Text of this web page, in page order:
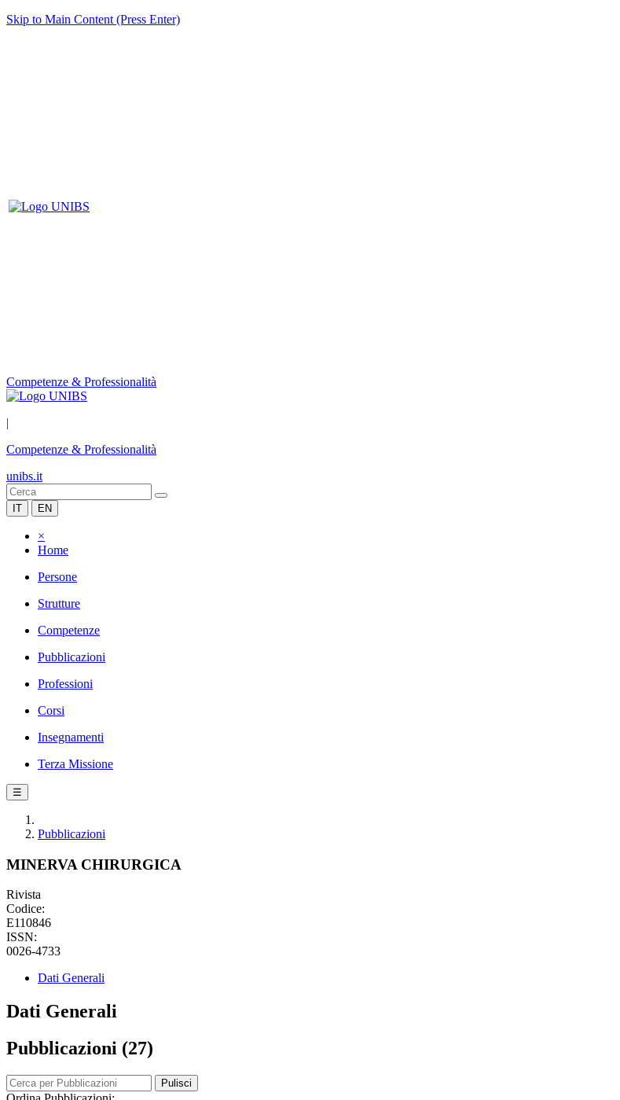
Skip to Main Content (Press Enter)
Competenze & Professionalità
|
Competenze & Professionalità
unibs.it
IT EN
×
Home
Persone
Strutture
Competenze
Pubblicazioni
Professioni
Corsi
Insegnamenti
Terza Missione
☰
Pubblicazioni
MINERVA CHIRURGICA
Rivista
Codice:
E110846
ISSN:
0026-4733
Dati Generali
Dati Generali
Pubblicazioni (27)
Pulisci